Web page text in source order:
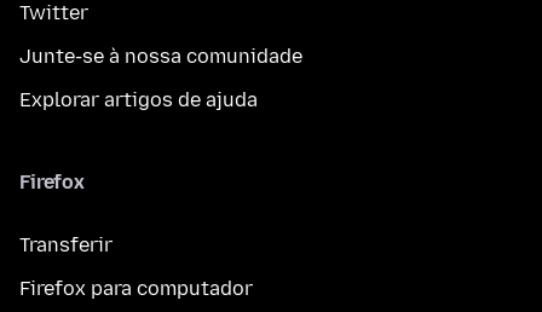
Twitter
Junte-se à nossa comunidade
Explorar artigos de ajuda
Firefox
Transferir
Firefox para computador